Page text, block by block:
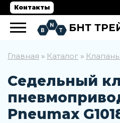
Контакты
БНТ
Главная » Каталог »
Седельный
Pneumax